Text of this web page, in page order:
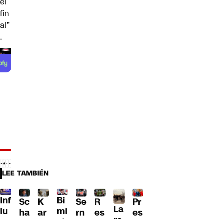
fin
al”
.
LEE TAMBIÉN
Inf
lu
Sc
ha
K
ar
Bi
mi
Se
rn
R
es
La
Pr
es